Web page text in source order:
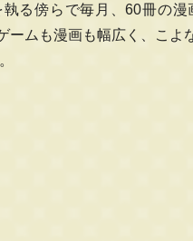
る傍らで毎月、60冊の
ームも漫画も幅広く、こよ